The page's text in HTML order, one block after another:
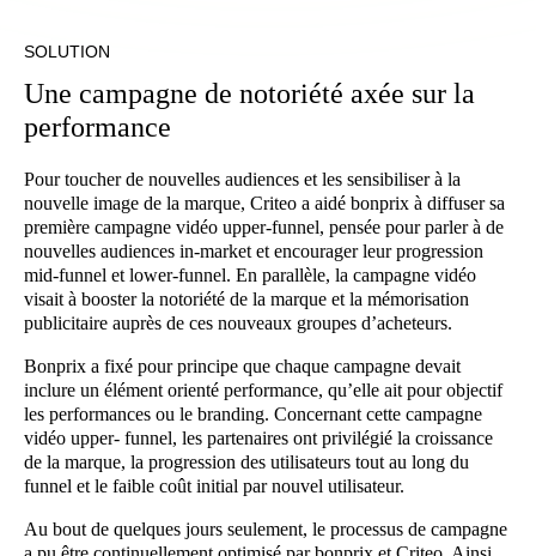
SOLUTION
Une campagne de notoriété axée sur la
performance
Pour toucher de nouvelles audiences et les sensibiliser à la
nouvelle image de la marque, Criteo a aidé bonprix à diffuser sa
première campagne vidéo upper-funnel, pensée pour parler à de
nouvelles audiences in-market et encourager leur progression
mid-funnel et lower-funnel. En parallèle, la campagne vidéo
visait à booster la notoriété de la marque et la mémorisation
publicitaire auprès de ces nouveaux groupes d’acheteurs.
Bonprix a fixé pour principe que chaque campagne devait
inclure un élément orienté performance, qu’elle ait pour objectif
les performances ou le branding. Concernant cette campagne
vidéo upper- funnel, les partenaires ont privilégié la croissance
de la marque, la progression des utilisateurs tout au long du
funnel et le faible coût initial par nouvel utilisateur.
Au bout de quelques jours seulement, le processus de campagne